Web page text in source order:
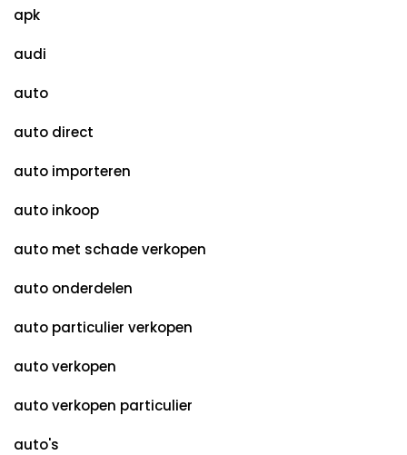
apk
audi
auto
auto direct
auto importeren
auto inkoop
auto met schade verkopen
auto onderdelen
auto particulier verkopen
auto verkopen
auto verkopen particulier
auto's